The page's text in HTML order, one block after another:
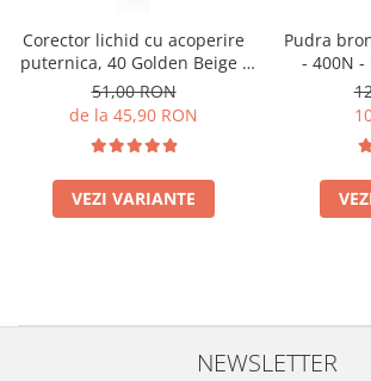
Corector lichid cu acoperire
puternica, 40 Golden Beige -
9ml
51,00 RON
de la 45,90 RON
VEZI VARIANTE
Pudra
- 400N
NEWSLETTER